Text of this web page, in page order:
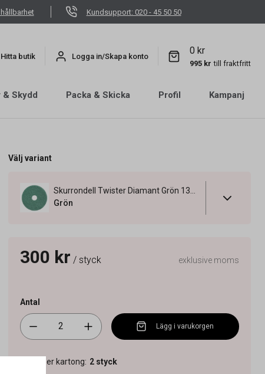
Kundsupport: 020 - 45 50 50
Hitta butik Logga in/Skapa konto
0 kr
995 kr till fraktfritt
Skydd Packa & Skicka Profil
Kampanj
Välj variant
Grön
300 kr / styck exklusive moms
Antal
Lägg i varukorgen
Antal per kartong: 2 styck